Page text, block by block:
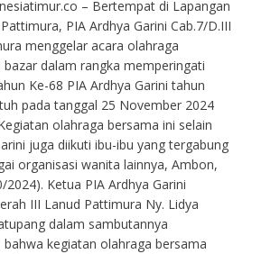
– Bertempat di Lapangan
PIA Ardhya Garini Cab.7/D.III
menggelar acara olahraga
bazar dalam rangka memperingati
Ke-68 PIA Ardhya Garini tahun
pada tanggal 25 November 2024
olahraga bersama ini selain
juga diikuti ibu-ibu yang tergabung
organisasi wanita lainnya, Ambon,
2024). Ketua PIA Ardhya Garini
III Lanud Pattimura Ny. Lidya
dalam sambutannya
kegiatan olahraga bersama